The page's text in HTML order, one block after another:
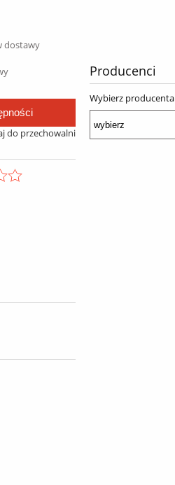
dostawy
do przechowalni
Producenci
Wybierz producenta